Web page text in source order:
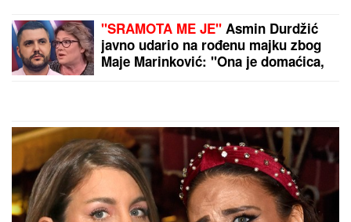
PROMENILA VERU, PA
SAMA OBJAVILA SVOJ
INTIMNI SNIMAKPevačica
opet šokira, slika stopala
PREPORUKA ZA VAS